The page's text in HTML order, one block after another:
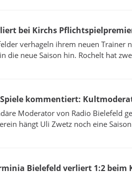
bei Kirchs
verhageln ihrem neuen Trainer
die neue Saison hin. Rochelt hat
kommentiert:
Moderator von Radio Bielefeld
hängt Uli Zwetz noch eine
Bielefeld verliert 1:2 beim